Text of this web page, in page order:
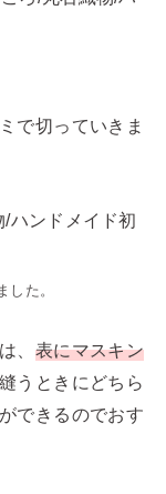
で切っていきま
した。
、 表にマスキン
うときにどちら
できるのでおす